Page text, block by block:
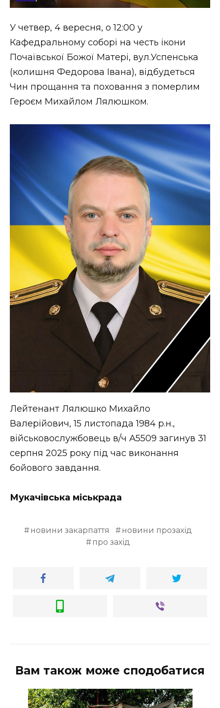
Стиль життя
Втрачений Ужгород
Втрачений Ужгород (відеоверсія)
ЗАКАРПАТСЬКІ НОВИНИ
НОВИНИ ЗАХІДНОЇ УКРАЇНИ
ФОТО
ВІДЕО
У четвер, 4 вересня, о 12:00 у
Кафедральному соборі на честь ікони
Почаївської Божої Матері, вул.Успенська
(колишня Федорова Івана), відбудеться
Чин прощання та поховання з померлим
Героєм Михайлом Лялюшком.
Лейтенант Лялюшко Михайло
Валерійович, 15 листопада 1984 р.н.,
військовослужбовець в/ч А5509 загинув 31
серпня 2025 року під час виконання
бойового завдання.
Мукачівська міськрада
новини закарпаття
новини прозахід
про захід
Вам також може сподобатися